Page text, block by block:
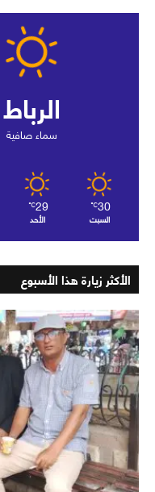
الرباط
سماء صافية
30
℃
السبت
29
℃
الأحد
الأكثر زيارة هذا الأسبوع